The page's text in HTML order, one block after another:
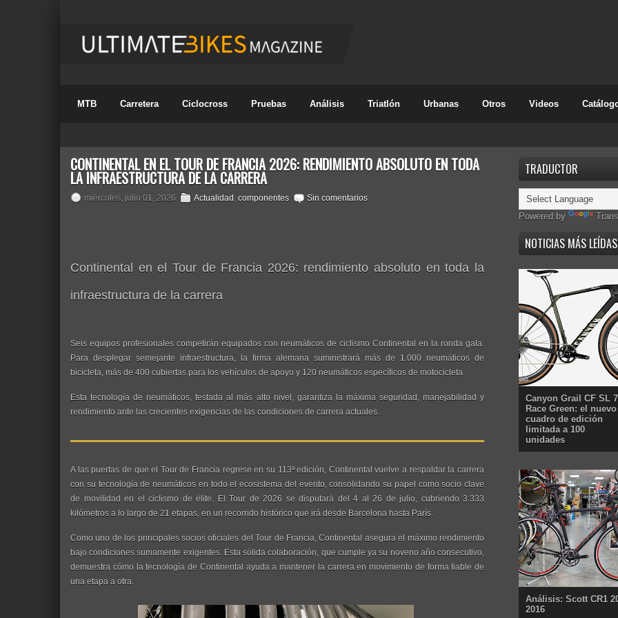
MTB Carretera Ciclocross Pruebas Análisis Triatlón Urbanas Otros Videos
CONTINENTAL EN EL TOUR DE FRANCIA 2026: RENDIMIENTO ABSOLUTO EN TODA
LA INFRAESTRUCTURA DE LA CARRERA
miércoles, julio 01, 2026 Actualidad , componentes Sin comentarios
Continental en el Tour de Francia 2026: rendimiento absoluto en toda la
infraestructura de la carrera
Seis equipos profesionales competirán equipados con neumáticos de ciclismo Continental en la ronda gala.
Para desplegar semejante infraestructura, la firma alemana suministrará más de 1.000 neumáticos de
bicicleta, más de 400 cubiertas para los vehículos de apoyo y 120 neumáticos específicos de motocicleta.
Esta tecnología de neumáticos, testada al más alto nivel, garantiza la máxima seguridad, manejabilidad y
rendimiento ante las crecientes exigencias de las condiciones de carrera actuales.
A las puertas de que el Tour de Francia regrese en su 113ª edición, Continental vuelve a respaldar la carrera
con su tecnología de neumáticos en todo el ecosistema del evento, consolidando su papel como socio clave
de movilidad en el ciclismo de élite. El Tour de 2026 se disputará del 4 al 26 de julio, cubriendo 3.333
kilómetros a lo largo de 21 etapas, en un recorrido histórico que irá desde Barcelona hasta París.
Como uno de los principales socios oficiales del Tour de Francia, Continental asegura el máximo rendimiento
bajo condiciones sumamente exigentes. Esta sólida colaboración, que cumple ya su noveno año consecutivo,
demuestra cómo la tecnología de Continental ayuda a mantener la carrera en movimiento de forma fiable de
una etapa a otra.
TRADUCTOR
Powered by
NOTICIAS MÁS LEÍDAS
Canyon Grail CF SL 7
Race Green: el nuevo
cuadro de edición
limitada a 100
unidades
Análisis: Scott CR1
2016